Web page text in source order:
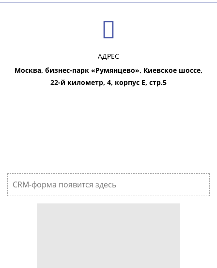
АДРЕС
Москва, бизнес-парк «Румянцево», Киевское шоссе,
22-й километр, 4, корпус Е, стр.5
CRM-форма появится здесь